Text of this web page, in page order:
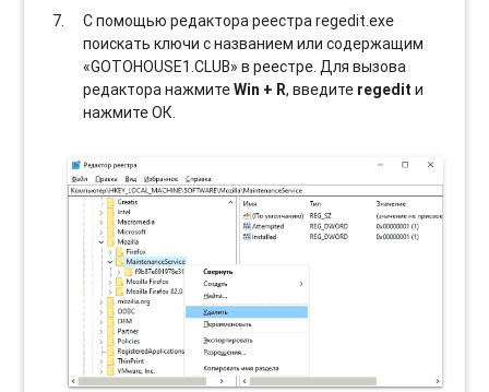
С помощью редактора реестра regedit.exe
поискать ключи с названием или содержащим
«GOTOHOUSE1.CLUB» в реестре. Для вызова
редактора нажмитеWin + R, введите regedit и
нажмите ОК.